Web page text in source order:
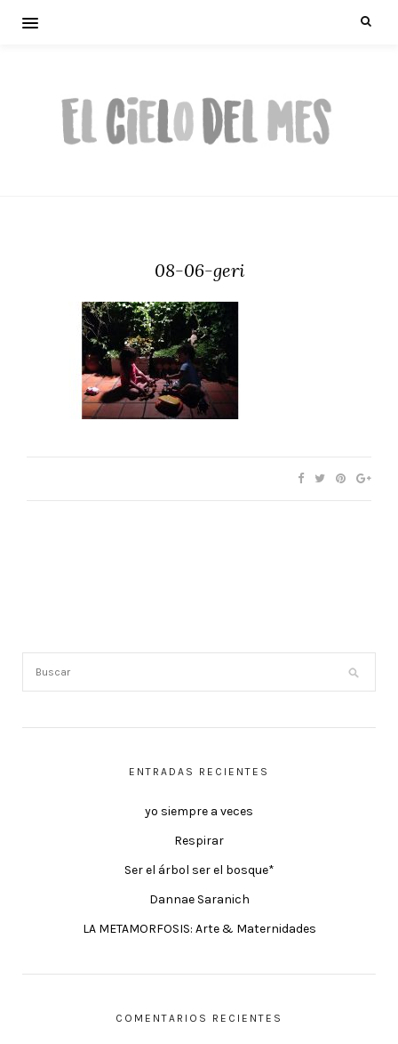
08-06-geri
ENTRADAS RECIENTES
yo siempre a veces
Respirar
Ser el árbol ser el bosque*
Dannae Saranich
LA METAMORFOSIS: Arte & Maternidades
COMENTARIOS RECIENTES